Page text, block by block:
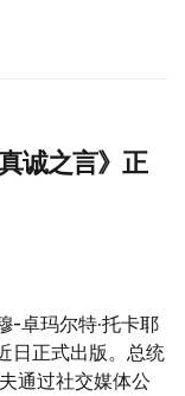
诚之言》正
-卓玛尔特·托卡耶
日正式出版。总统
通过社交媒体公